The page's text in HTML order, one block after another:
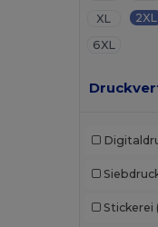
XL
2XL
6XL
Stickerei